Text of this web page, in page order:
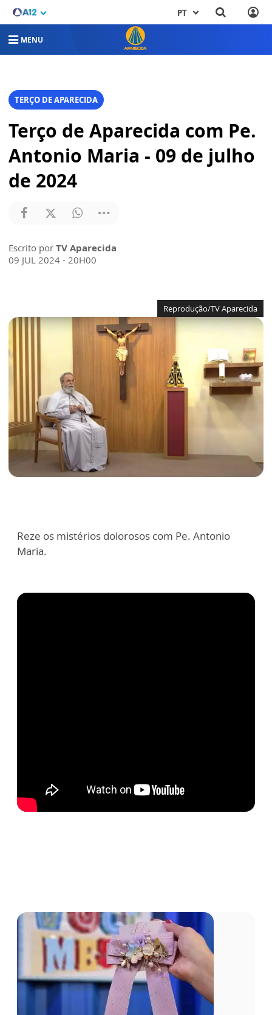
PT
MENU
TERÇO DE APARECIDA
Terço de Aparecida com Pe.
Antonio Maria - 09 de julho
de 2024
Escrito por TV Aparecida
09 JUL 2024 - 20H00
Reprodução/TV Aparecida
Reze os mistérios dolorosos com Pe. Antonio
Maria.